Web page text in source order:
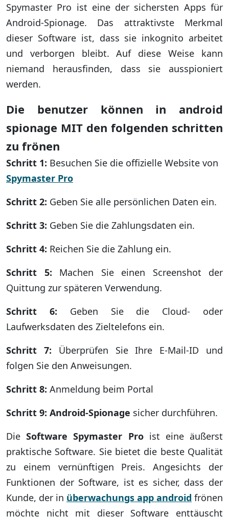
Spymaster Pro ist eine der sichersten Apps für
Android-Spionage. Das attraktivste Merkmal
dieser Software ist, dass sie inkognito arbeitet
und verborgen bleibt. Auf diese Weise kann
niemand herausfinden, dass sie ausspioniert
werden.
Die benutzer können in android
spionage MIT den folgenden schritten
zu frönen
Schritt 1: Besuchen Sie die offizielle Website von
Spymaster Pro
Schritt 2: Geben Sie alle persönlichen Daten ein.
Schritt 3: Geben Sie die Zahlungsdaten ein.
Schritt 4: Reichen Sie die Zahlung ein.
Schritt 5: Machen Sie einen Screenshot der
Quittung zur späteren Verwendung.
Schritt 6: Geben Sie die Cloud- oder
Laufwerksdaten des Zieltelefons ein.
Schritt 7: Überprüfen Sie Ihre E-Mail-ID und
folgen Sie den Anweisungen.
Schritt 8: Anmeldung beim Portal
Schritt 9: Android-Spionage sicher durchführen.
DieSoftware Spymaster Proist eine äußerst
praktische Software. Sie bietet die beste Qualität
zu einem vernünftigen Preis. Angesichts der
Funktionen der Software, ist es sicher, dass der
Kunde, der in überwachungs app android frönen
möchte nicht mit dieser Software enttäuscht